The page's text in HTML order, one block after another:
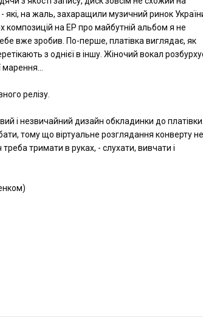
які, на жаль, захаращили музичний ринок
композицій на ЕР про майбутній альбом я не
вже зробив. По-перше, платівка виглядає, як
з однієї в іншу. Жіночий вокал
релізу.
і незвичайний дизайн обкладинки до платівки.
тому що віртуальне розглядання конверту не
тримати в руках, - слухати, вивчати і